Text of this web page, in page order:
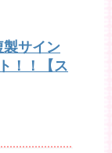
製サイン
！！【ス